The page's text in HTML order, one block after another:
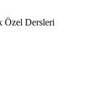
Özel Dersleri